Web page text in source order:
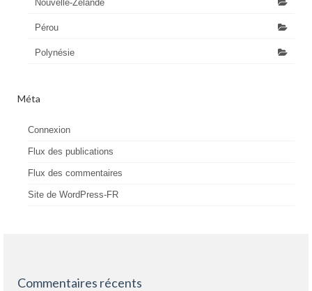
Nouvelle-Zélande
Pérou
Polynésie
Méta
Connexion
Flux des publications
Flux des commentaires
Site de WordPress-FR
Commentaires récents